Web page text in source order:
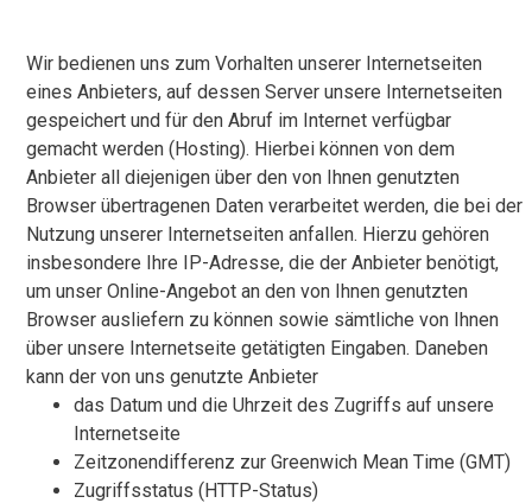
Wir bedienen uns zum Vorhalten unserer Internetseiten
eines Anbieters, auf dessen Server unsere Internetseiten
gespeichert und für den Abruf im Internet verfügbar
gemacht werden (Hosting). Hierbei können von dem
Anbieter all diejenigen über den von Ihnen genutzten
Browser übertragenen Daten verarbeitet werden, die bei der
Nutzung unserer Internetseiten anfallen. Hierzu gehören
insbesondere Ihre IP-Adresse, die der Anbieter benötigt,
um unser Online-Angebot an den von Ihnen genutzten
Browser ausliefern zu können sowie sämtliche von Ihnen
über unsere Internetseite getätigten Eingaben. Daneben
kann der von uns genutzte Anbieter
das Datum und die Uhrzeit des Zugriffs auf unsere
Internetseite
Zeitzonendifferenz zur Greenwich Mean Time (GMT)
Zugriffsstatus (HTTP-Status)